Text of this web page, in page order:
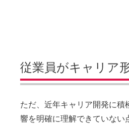
従業員がキャリア
ただ、近年キャリア開発に
響を明確に理解できていない